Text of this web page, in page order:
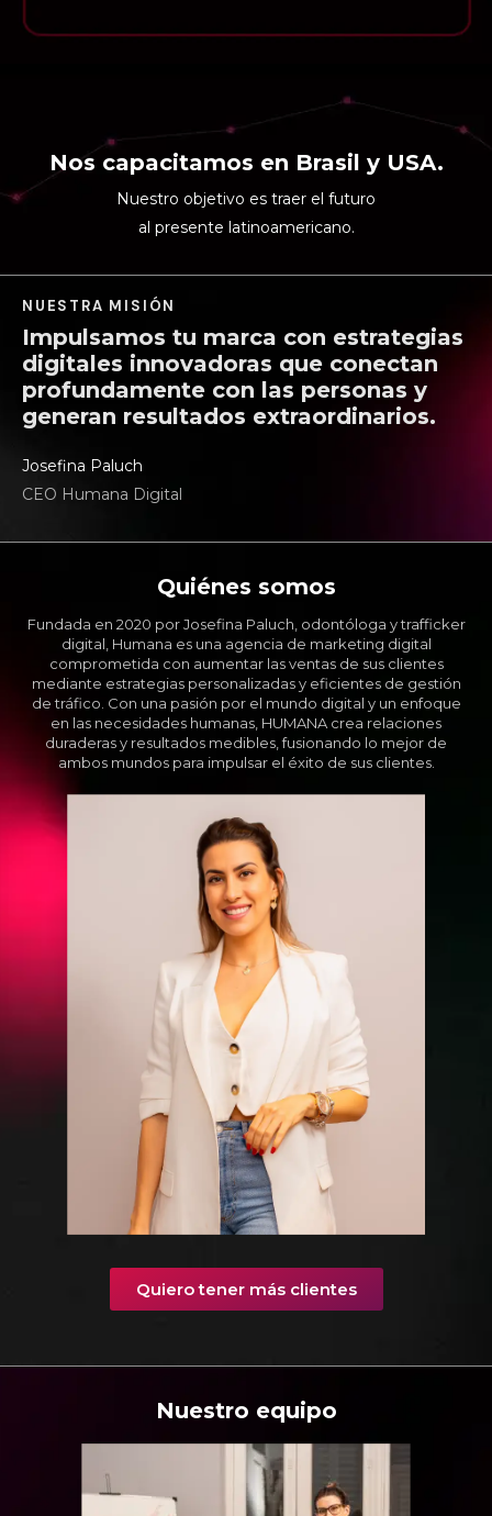
Nos capacitamos en Brasil y USA.
Nuestro objetivo es traer el futuro
al presente latinoamericano.
NUESTRA MISIÓN
Impulsamos tu marca con estrategias
digitales innovadoras que conectan
profundamente con las personas y
generan resultados extraordinarios.
Josefina Paluch
CEO Humana Digital
Quiénes somos
Fundada en 2020 por Josefina Paluch, odontóloga y trafficker
digital, Humana es una agencia de marketing digital
comprometida con aumentar las ventas de sus clientes
mediante estrategias personalizadas y eficientes de gestión
de tráfico. Con una pasión por el mundo digital y un enfoque
en las necesidades humanas, HUMANA crea relaciones
duraderas y resultados medibles, fusionando lo mejor de
ambos mundos para impulsar el éxito de sus clientes.
Quiero tener más clientes
Nuestro equipo